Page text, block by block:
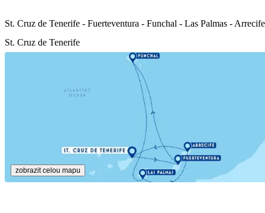
St. Cruz de Tenerife - Fuerteventura - Funchal - Las Palmas -
St. Cruz de Tenerife
zobrazit celou mapu